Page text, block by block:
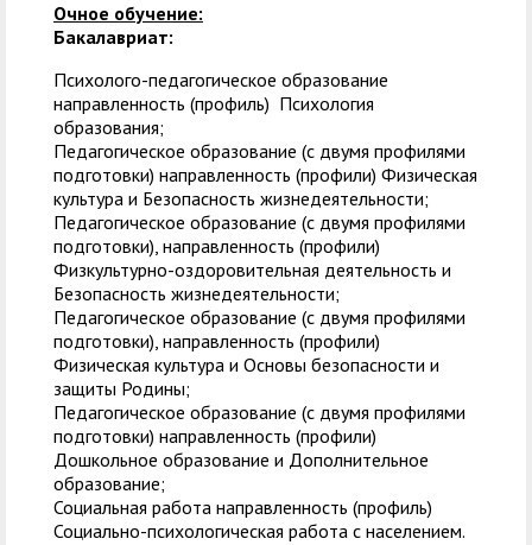
Очное обучение:
Бакалавриат:
Психолого-педагогическое образование
направленность (профиль) Психология
образования;
Педагогическое образование (с двумя профилями
подготовки) направленность (профили) Физическая
культура и Безопасность жизнедеятельности;
Педагогическое образование (с двумя профилями
подготовки), направленность (профили)
Физкультурно-оздоровительная деятельность и
Безопасность жизнедеятельности;
Педагогическое образование (с двумя профилями
подготовки), направленность (профили)
Физическая культура и Основы безопасности и
защиты Родины;
Педагогическое образование (с двумя профилями
подготовки) направленность (профили)
Дошкольное образование и Дополнительное
образование;
Социальная работа направленность (профиль)
Социально-психологическая работа с населением.